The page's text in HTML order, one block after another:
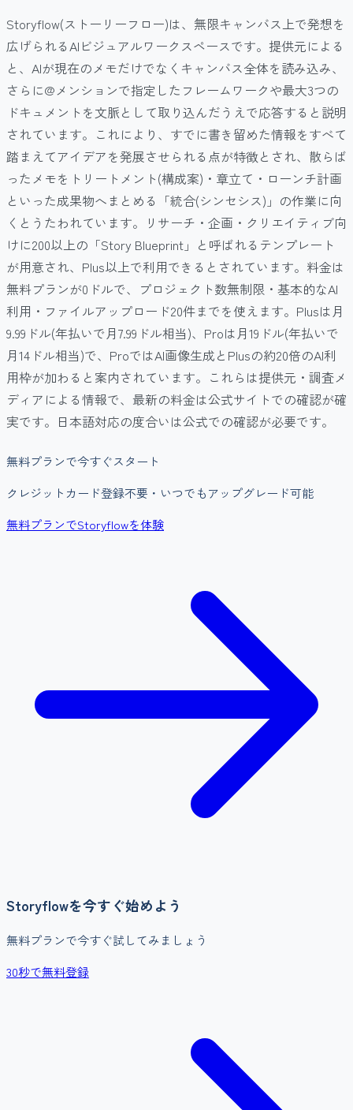
Storyflow(ストーリーフロー)は、無限キャンバス上で発想を
広げられるAIビジュアルワークスペースです。提供元による
と、AIが現在のメモだけでなくキャンバス全体を読み込み、
さらに@メンションで指定したフレームワークや最大3つの
ドキュメントを文脈として取り込んだうえで応答すると説明
されています。これにより、すでに書き留めた情報をすべて
踏まえてアイデアを発展させられる点が特徴とされ、散らば
ったメモをトリートメント(構成案)・章立て・ローンチ計画
といった成果物へまとめる「統合(シンセシス)」の作業に向
くとうたわれています。リサーチ・企画・クリエイティブ向
けに200以上の「Story Blueprint」と呼ばれるテンプレート
が用意され、Plus以上で利用できるとされています。料金は
無料プランが0ドルで、プロジェクト数無制限・基本的なAI
利用・ファイルアップロード20件までを使えます。Plusは月
9.99ドル(年払いで月7.99ドル相当)、Proは月19ドル(年払いで
月14ドル相当)で、ProではAI画像生成とPlusの約20倍のAI利
用枠が加わると案内されています。これらは提供元・調査メ
ディアによる情報で、最新の料金は公式サイトでの確認が確
実です。日本語対応の度合いは公式での確認が必要です。
無料プランで今すぐスタート
クレジットカード登録不要・いつでもアップグレード可能
無料プランでStoryflowを体験
Storyflowを今すぐ始めよう
無料プランで今すぐ試してみましょう
30秒で無料登録